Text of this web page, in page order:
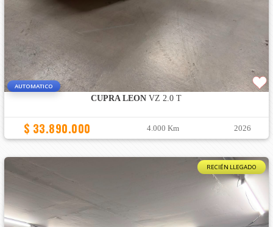
AUTOMATICO
CUPRA LEON VZ 2.0 T
$ 33.890.000 4.000 Km 2026
RECIÉN LLEGADO